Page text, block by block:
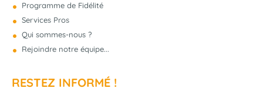
Programme de Fidélité
Services Pros
Qui sommes-nous ?
Rejoindre notre équipe...
RESTEZ INFORMÉ !